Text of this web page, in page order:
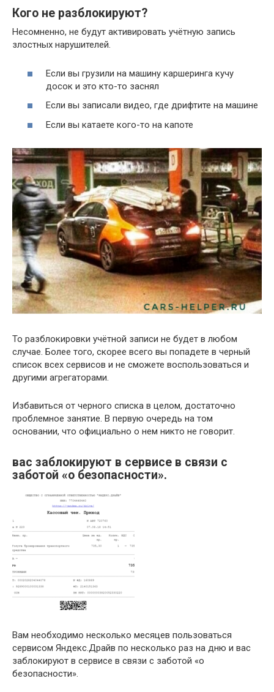
Кого не разблокируют?
Несомненно, не будут активировать учётную запись
злостных нарушителей.
Если вы грузили на машину каршеринга кучу
досок и это кто-то заснял
Если вы записали видео, где дрифтите на машине
Если вы катаете кого-то на капоте
То разблокировки учётной записи не будет в любом
случае. Более того, скорее всего вы попадете в черный
список всех сервисов и не сможете воспользоваться и
другими агрегаторами.
Избавиться от черного списка в целом, достаточно
проблемное занятие. В первую очередь на том
основании, что официально о нем никто не говорит.
вас заблокируют в сервисе в связи с
заботой «о безопасности».
Вам необходимо несколько месяцев пользоваться
сервисом Яндекс.Драйв по несколько раз на дню и вас
заблокируют в сервисе в связи с заботой «о
безопасности».